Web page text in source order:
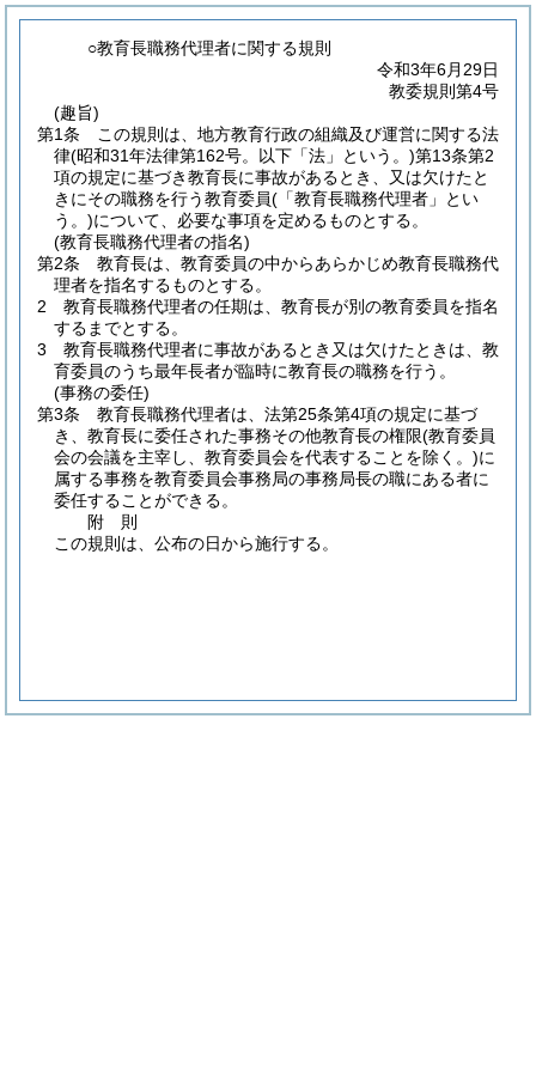
○教育長職務代理者に関する規則
令和3年6月29日
教委規則第4号
(趣旨)
第1条
この規則は、地方教育行政の組織及び運営に関する法
律(昭和31年法律第162号。以下「法」という。)第13条第2
項の規定に基づき教育長に事故があるとき、又は欠けたと
きにその職務を行う教育委員(「教育長職務代理者」とい
う。)について、必要な事項を定めるものとする。
(教育長職務代理者の指名)
第2条
教育長は、教育委員の中からあらかじめ教育長職務代
理者を指名するものとする。
2
教育長職務代理者の任期は、教育長が別の教育委員を指名
するまでとする。
3
教育長職務代理者に事故があるとき又は欠けたときは、教
育委員のうち最年長者が臨時に教育長の職務を行う。
(事務の委任)
第3条
教育長職務代理者は、法第25条第4項の規定に基づ
き、教育長に委任された事務その他教育長の権限(教育委員
会の会議を主宰し、教育委員会を代表することを除く。)に
属する事務を教育委員会事務局の事務局長の職にある者に
委任することができる。
附 則
この規則は、公布の日から施行する。